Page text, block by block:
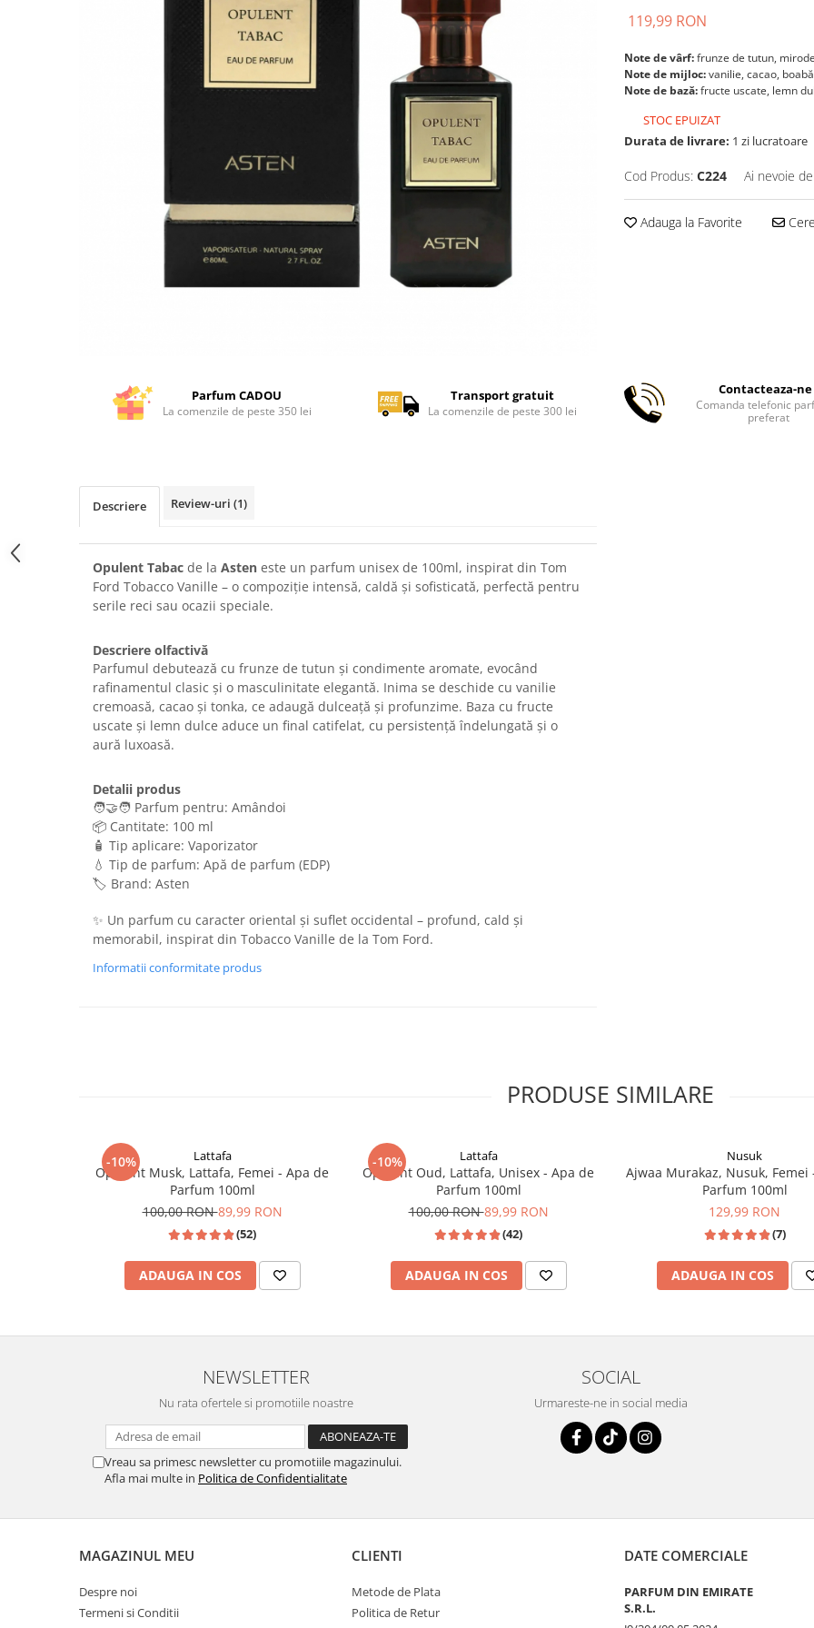
119,99 RON
Note de vârf:frunze de tutun,
Note de mijloc:vanilie, cacao,
Note de bază:fructe uscate, lemn
STOC EPUIZAT
Durata de livrare: 1 zi lucratoare
Cod Produs: C224 Ai nevoie
Adauga la Favorite
Parfum CADOU
La comenzile de peste 350 lei
Transport gratuit
La comenzile de peste 300 lei
Contacteaza-ne
Comanda telefonic
preferat
Descriere Review-uri (1)
Opulent Tabac de la Asten este un parfum unisex de 100ml, inspirat din Tom
Ford Tobacco Vanille – o compoziție intensă, caldă și sofisticată, perfectă pentru
serile reci sau ocazii speciale.
Descriere olfactivă
Parfumul debutează cu frunze de tutun și condimente aromate, evocând
rafinamentul clasic și o masculinitate elegantă. Inima se deschide cu vanilie
cremoasă, cacao și tonka, ce adaugă dulceață și profunzime. Baza cu fructe
uscate și lemn dulce aduce un final catifelat, cu persistență îndelungată și o
aură luxoasă.
Detalii produs
🧑‍🤝‍🧑 Parfum pentru: Amândoi
📦 Cantitate: 100 ml
🧴 Tip aplicare: Vaporizator
💧 Tip de parfum: Apă de parfum (EDP)
🏷️ Brand: Asten
✨ Un parfum cu caracter oriental și suflet occidental – profund, cald și
memorabil, inspirat din Tobacco Vanille de la Tom Ford.
Informatii conformitate produs
PRODUSE SIMILARE
-10% Lattafa
Opulent Musk, Lattafa, Femei - Apa de
Parfum 100ml
100,00 RON89,99 RON
(52)
ADAUGA IN COS
-10% Lattafa
Opulent Oud, Lattafa, Unisex - Apa de
Parfum 100ml
100,00 RON89,99 RON
(42)
ADAUGA IN COS
Nusuk
Ajwaa Murakaz, Nusuk, Femei
Parfum 100ml
129,99 RON
(7)
ADAUGA IN COS
NEWSLETTER
Nu rata ofertele si promotiile noastre
Vreau sa primesc newsletter cu promotiile magazinului.
Afla mai multe in Politica de Confidentialitate
SOCIAL
Urmareste-ne in social media
MAGAZINUL MEU
Despre noi
Termeni si Conditii
CLIENTI
Metode de Plata
Politica de Retur
DATE COMERCIALE
PARFUM DIN EMIRATE
S.R.L.